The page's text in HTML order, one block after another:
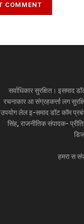
सर्वाधिकार सुरक्षित। इसमाद
रचनाकार आ संग्रहकर्त्ता लग
उपयोग लेल इ-समाद डॉट कॉम
सिंह, राजनीतिक संपादक-
हमरा स